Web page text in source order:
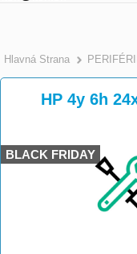
Hlavná Strana
HP 4y 6h
BLACK FRIDAY